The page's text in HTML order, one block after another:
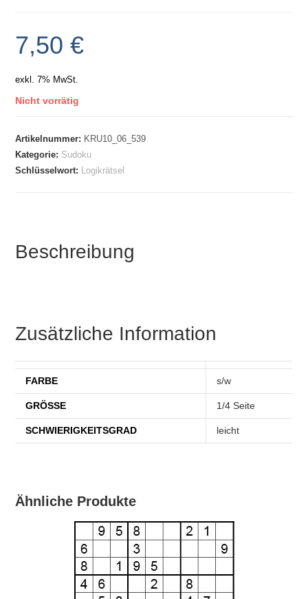
7,50€
exkl. 7% MwSt.
Nicht vorrätig
Artikelnummer: KRU10_06_539
Kategorie: Sudoku
Schlüsselwort:
Logikrätsel
Beschreibung
Zusätzliche Information
FARBE s/w
GRÖSSE 1/4 Seite
SCHWIERIGKEITSGRAD leicht
Ähnliche Produkte